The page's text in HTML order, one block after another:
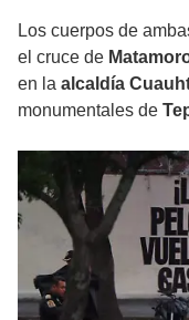
Los cuerpos de
el cruce de
en la alcaldía
monumentales de